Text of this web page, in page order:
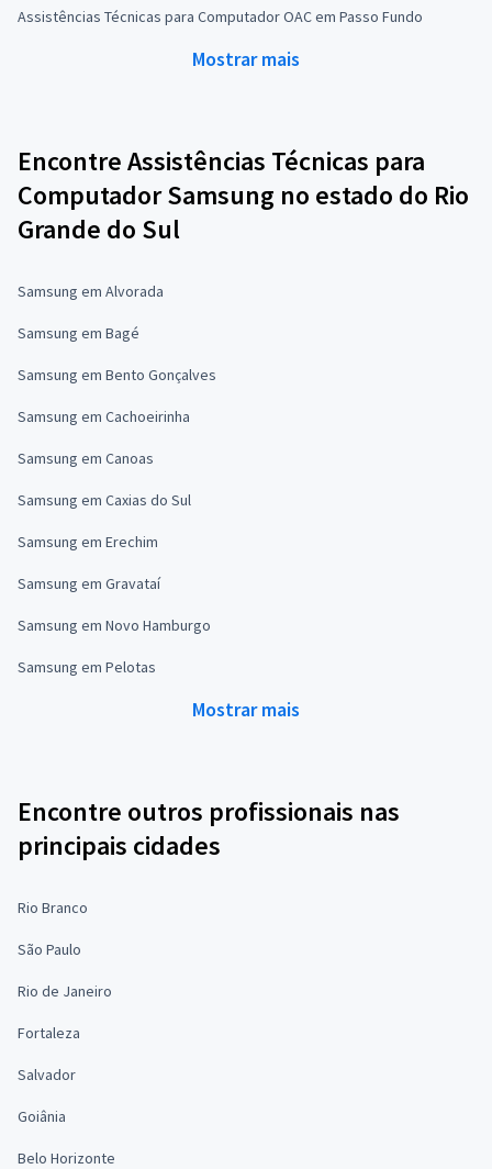
Assistências Técnicas para Computador OAC em Passo Fundo
Mostrar mais
Encontre Assistências Técnicas para
Computador Samsung no estado do Rio
Grande do Sul
Samsung em Alvorada
Samsung em Bagé
Samsung em Bento Gonçalves
Samsung em Cachoeirinha
Samsung em Canoas
Samsung em Caxias do Sul
Samsung em Erechim
Samsung em Gravataí
Samsung em Novo Hamburgo
Samsung em Pelotas
Mostrar mais
Encontre outros profissionais nas
principais cidades
Rio Branco
São Paulo
Rio de Janeiro
Fortaleza
Salvador
Goiânia
Belo Horizonte